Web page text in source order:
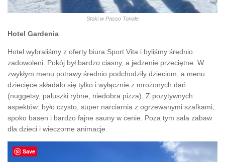
Stoki w Passo Tonale
Hotel Gardenia
Hotel wybraliśmy z oferty biura Sport Vita i byliśmy średnio
zadowoleni. Pokój był bardzo ciasny, a jedzenie przeciętne. W
zwykłym menu potrawy średnio podchodziły dzieciom, a menu
dziecięce składało się tylko i wyłącznie z mrożonych dań
(nuggetsy, paluszki rybne, niedobra pizza). Z pozytywnych
aspektów: było czysto, super narciarnia z ogrzewanymi szafkami,
spoko basen i bardzo fajne sauny w cenie. Poza tym sala zabaw
dla dzieci i wieczorne animacje.
Save